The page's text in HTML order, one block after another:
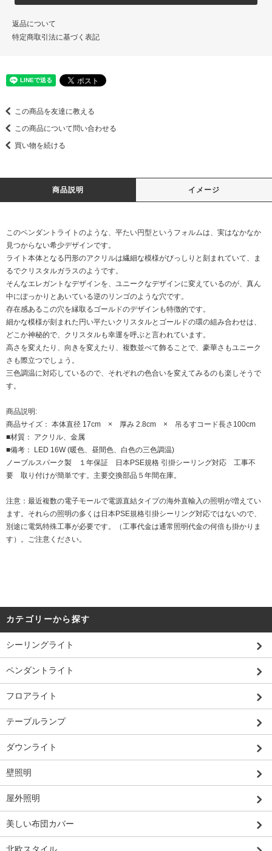
返品について
特定商取引法に基づく表記
この商品を友達に教える
この商品について問い合わせる
買い物を続ける
商品説明 イメージ
このペンダントライトのような、平たい円型というフォルムは、実はなかなか
見つからない希少デザインです。
ライト本体となる円形のアクリルは繊細な模様がびっしりと刻まれていて、ま
るでクリスタルガラスのようです。
そんなエレガントなデザインを、ユニークなデザインに変えているのが、真ん
中にぽっかりとあいている逆のリンゴのような穴です。
存在感あるこの穴を縁取るゴールドのデザインも特徴的です。
細かな模様が刻まれた円い平たいクリスタルとゴールドの環の組み合わせは、
どこか神秘的で、クリスタルも幸運を呼ぶと言われています。
高さを変えたり、向きを変えたり、複数並べて飾ることで、豪華さもユニーク
さも際立つでしょう。
三色調温に対応しているので、それぞれの色合いを変えてみるのも楽しそうで
す。
商品説明:
商品サイズ： 本体直径 17cm × 厚み 2.8cm × 吊るすコード長さ100cm
■材質： アクリル、金属
■備考： LED 16W (暖色、昼間色、白色の三色調温)
ノーブルスパーク製 １年保証 日本PSE規格 引掛シーリング対応 工事不
要 取り付けが簡単です。主要交換部品５年間在庫。
注意：最近複数の電子モールで電源直結タイプの海外直輸入の照明が増えてい
ます。それらの照明の多くは日本PSE規格引掛シーリング対応ではないので、
別途に電気特殊工事が必要です。（工事代金は通常照明代金の何倍も掛かりま
す）。ご注意ください。
カテゴリーから探す
シーリングライト
ペンダントライト
フロアライト
テーブルランプ
ダウンライト
壁照明
屋外照明
美しい布団カバー
北欧スタイル